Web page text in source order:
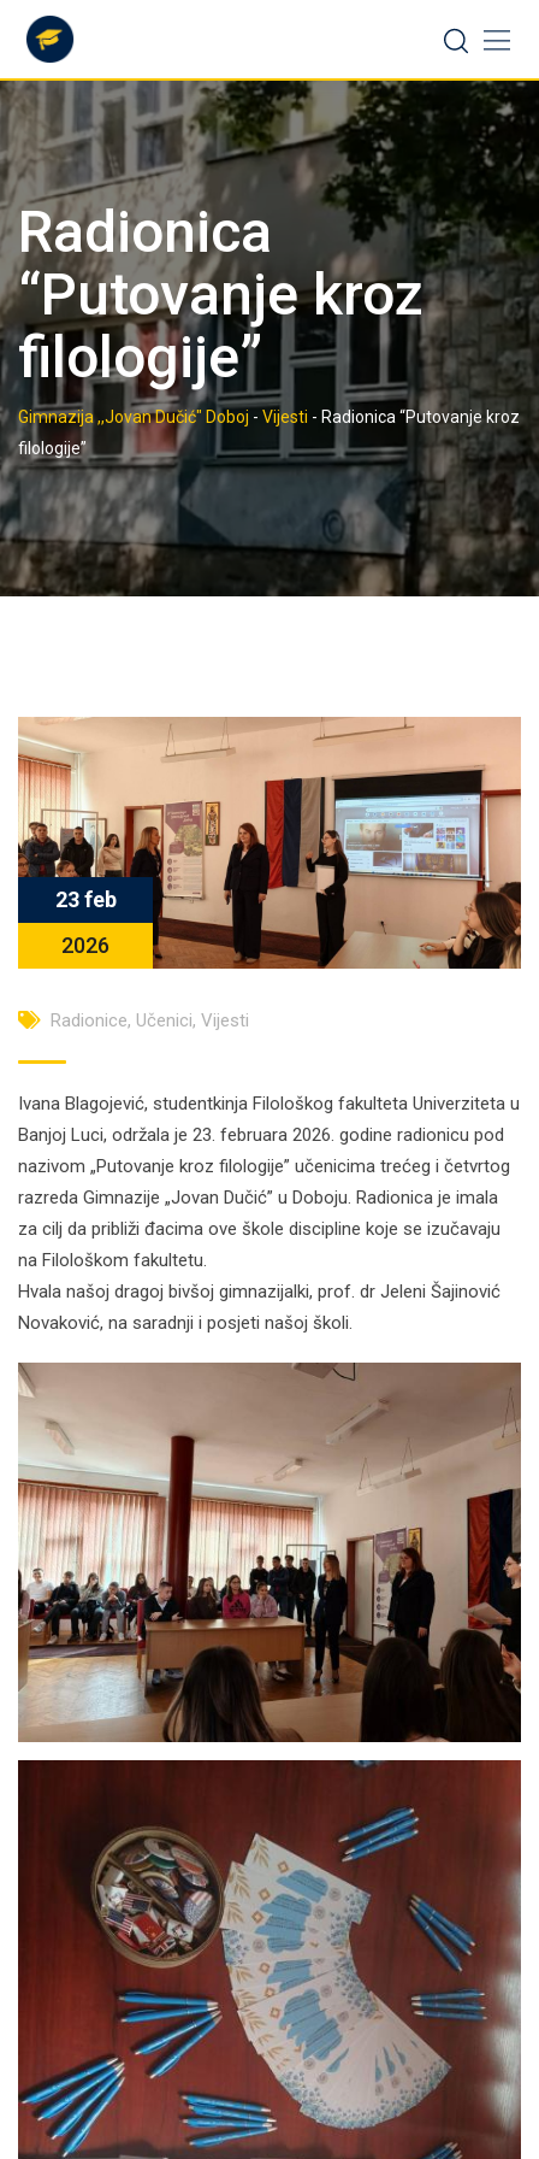
content
Radionica
“Putovanje kroz
filologije”
Gimnazija ,,Jovan Dučić" Doboj - Vijesti - Radionica “Putovanje kroz
filologije”
23 feb
2026
Radionice, Učenici, Vijesti
Ivana Blagojević, studentkinja Filološkog fakulteta Univerziteta u
Banjoj Luci, održala je 23. februara 2026. godine radionicu pod
nazivom „Putovanje kroz filologije” učenicima trećeg i četvrtog
razreda Gimnazije „Jovan Dučić” u Doboju. Radionica je imala
za cilj da približi đacima ove škole discipline koje se izučavaju
na Filološkom fakultetu.
Hvala našoj dragoj bivšoj gimnazijalki, prof. dr Jeleni Šajinović
Novaković, na saradnji i posjeti našoj školi.